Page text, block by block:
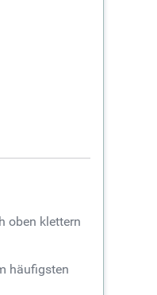
oben klettern
häufigsten